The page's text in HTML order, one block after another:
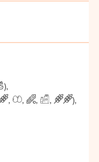
),
, , , ,
),